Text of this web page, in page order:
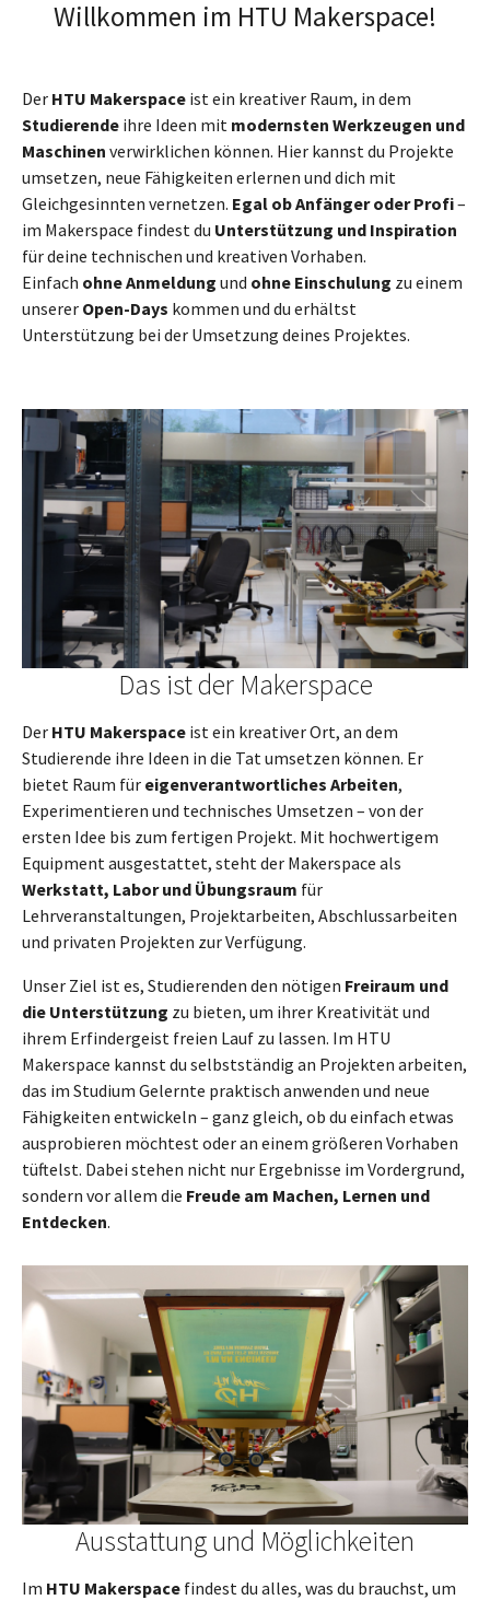
Willkommen im HTU Makerspace!
Der HTU Makerspace ist ein kreativer Raum, in dem
Studierende ihre Ideen mit modernsten Werkzeugen und
Maschinen verwirklichen können. Hier kannst du Projekte
umsetzen, neue Fähigkeiten erlernen und dich mit
Gleichgesinnten vernetzen. Egal ob Anfänger oder Profi–
im Makerspace findest du Unterstützung und Inspiration
für deine technischen und kreativen Vorhaben.
Einfach ohne Anmeldung und ohne Einschulung zu einem
unserer Open-Days kommen und du erhältst
Unterstützung bei der Umsetzung deines Projektes.
Das ist der Makerspace
Der HTU Makerspace ist ein kreativer Ort, an dem
Studierende ihre Ideen in die Tat umsetzen können. Er
bietet Raum für eigenverantwortliches Arbeiten,
Experimentieren und technisches Umsetzen – von der
ersten Idee bis zum fertigen Projekt. Mit hochwertigem
Equipment ausgestattet, steht der Makerspace als
Werkstatt, Labor und Übungsraum für
Lehrveranstaltungen, Projektarbeiten, Abschlussarbeiten
und privaten Projekten zur Verfügung.
Unser Ziel ist es, Studierenden den nötigen Freiraum und
die Unterstützung zu bieten, um ihrer Kreativität und
ihrem Erfindergeist freien Lauf zu lassen. Im HTU
Makerspace kannst du selbstständig an Projekten arbeiten,
das im Studium Gelernte praktisch anwenden und neue
Fähigkeiten entwickeln – ganz gleich, ob du einfach etwas
ausprobieren möchtest oder an einem größeren Vorhaben
tüftelst. Dabei stehen nicht nur Ergebnisse im Vordergrund,
sondern vor allem die Freude am Machen, Lernen und
Entdecken.
Ausstattung und Möglichkeiten
Im HTU Makerspace findest du alles, was du brauchst, um